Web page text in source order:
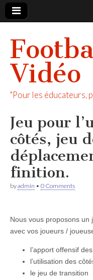
Vidéo
"Pour les éducateurs,
Jeu pour
côtés, jeu
finition.
byadmin • 0 Comments
Nous vous proposons
avec vos joueurs /
l’apport offensif
l’utilisation des
le jeu de transition